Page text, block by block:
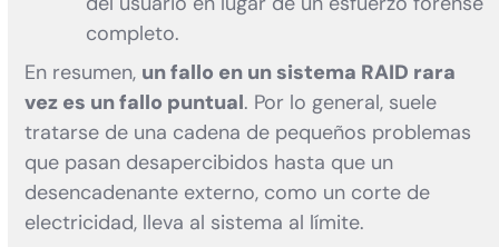
completo.
En resumen, un fallo en un sistema RAID rara
vez es un fallo puntual. Por lo general, suele
tratarse de una cadena de pequeños problemas
que pasan desapercibidos hasta que un
desencadenante externo, como un corte de
electricidad, lleva al sistema al límite.